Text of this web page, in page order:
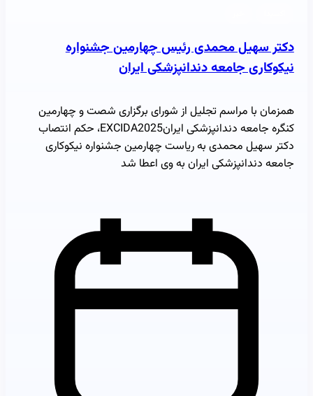
دکتر سهیل محمدی رئیس چهارمین جشنواره
نیکوکاری جامعه دندانپزشکی ایران
همزمان با مراسم تجلیل از شورای برگزاری شصت و چهارمین
کنگره جامعه دندانپزشکی ایرانEXCIDA2025، حکم انتصاب
دکتر سهیل محمدی به ریاست چهارمین جشنواره نیکوکاری
جامعه دندانپزشکی ایران به وی اعطا شد